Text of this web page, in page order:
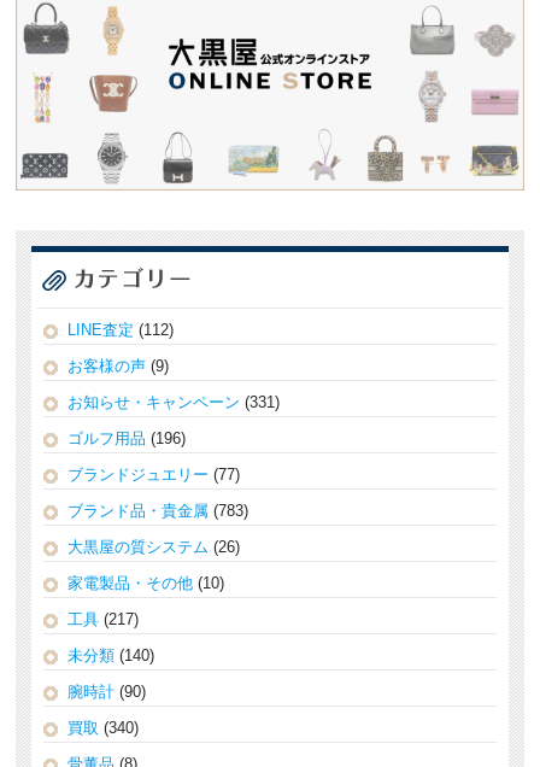
LINE査定 (112)
お客様の声 (9)
お知らせ・キャンペーン (331)
ゴルフ用品 (196)
ブランドジュエリー (77)
ブランド品・貴金属 (783)
大黒屋の質システム (26)
家電製品・その他 (10)
工具 (217)
未分類 (140)
腕時計 (90)
買取 (340)